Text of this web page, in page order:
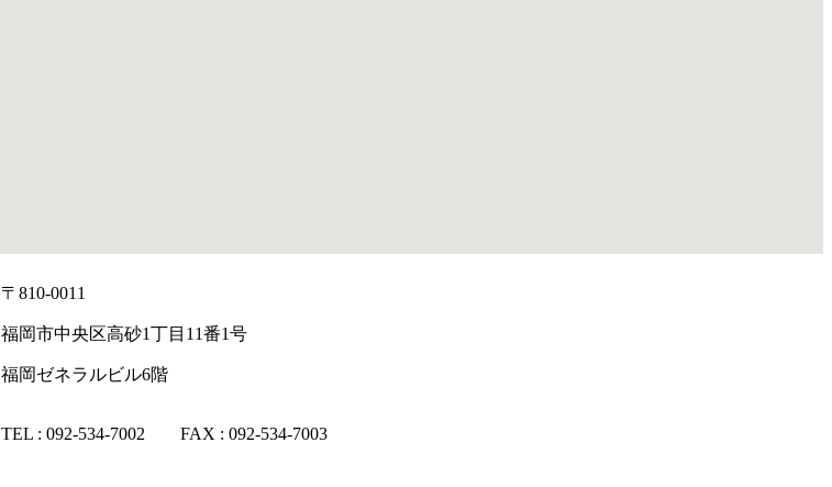
〒810-0011
福岡市中央区高砂1丁目11番1号
福岡ゼネラルビル6階
TEL : 092-534-7002 FAX : 092-534-7003